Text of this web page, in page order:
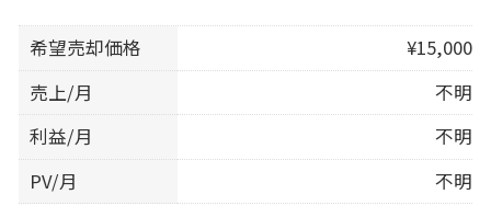
希望売却価格
¥15,000
売上/月
不明
利益/月
不明
PV/月
不明